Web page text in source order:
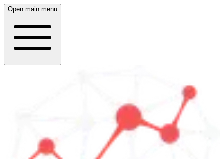
Open main menu